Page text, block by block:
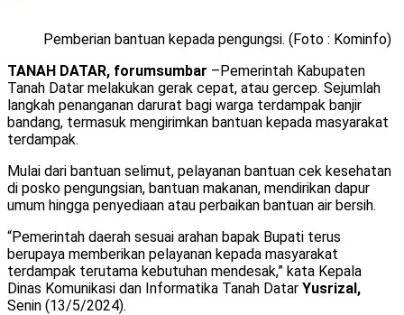
Pemberian bantuan kepada pengungsi. (Foto : Kominfo)
TANAH DATAR, forumsumbar –Pemerintah Kabupaten
Tanah Datar melakukan gerak cepat, atau gercep. Sejumlah
langkah penanganan darurat bagi warga terdampak banjir
bandang, termasuk mengirimkan bantuan kepada masyarakat
terdampak.
Mulai dari bantuan selimut, pelayanan bantuan cek kesehatan
di posko pengungsian, bantuan makanan, mendirikan dapur
umum hingga penyediaan atau perbaikan bantuan air bersih.
“Pemerintah daerah sesuai arahan bapak Bupati terus
berupaya memberikan pelayanan kepada masyarakat
terdampak terutama kebutuhan mendesak,” kata Kepala
Dinas Komunikasi dan Informatika Tanah Datar Yusrizal,
Senin (13/5/2024).